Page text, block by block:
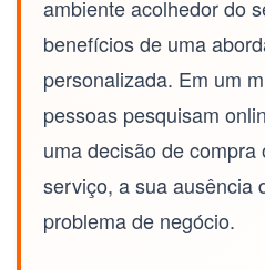
ambiente acolhedor do
benefícios de uma
personalizada. Em um
pessoas pesquisam
uma decisão de
serviço, a sua ausência
problema de negócio.